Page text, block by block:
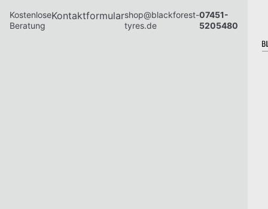
Kostenlose
Beratung
Kontaktformularshop@blackforest-
tyres.de
07451-
5205480